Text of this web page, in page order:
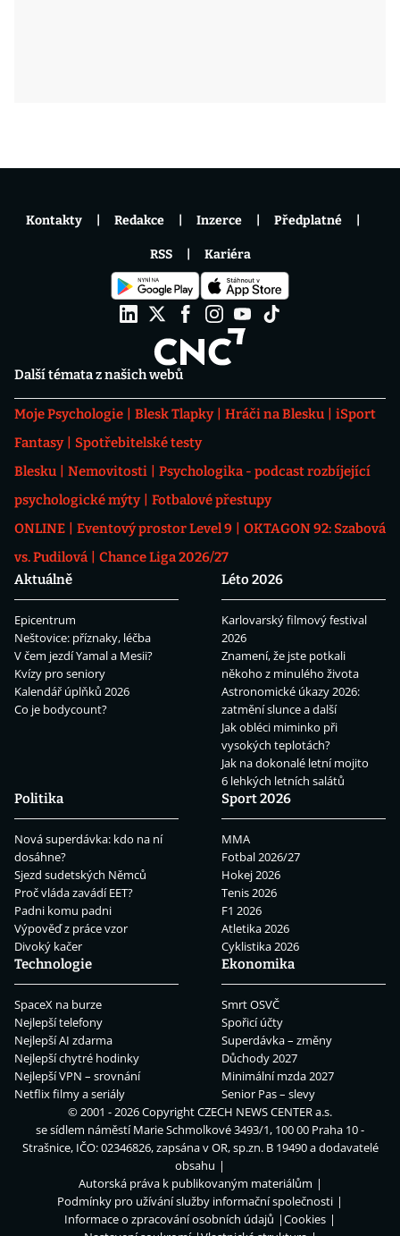
Další témata z našich webů
Moje Psychologie Blesk Tlapky Hráči na Blesku
iSport
Fantasy
Spotřebitelské testy
Blesku
Nemovitosti
Psychologika - podcast rozbíjející
psychologické mýty
Fotbalové přestupy
ONLINE
Eventový prostor Level 9
OKTAGON 92: Szabová
vs. Pudilová
Chance Liga 2026/27
Aktuálně
Epicentrum
Neštovice: příznaky, léčba
V čem jezdí Yamal a Mesii?
Kvízy pro seniory
Kalendář úplňků 2026
Co je bodycount?
Léto 2026
Karlovarský filmový festival
2026
Znamení, že jste potkali
někoho z minulého života
Astronomické úkazy 2026:
zatmění slunce a další
Jak obléci miminko při
vysokých teplotách?
Jak na dokonalé letní mojito
6 lehkých letních salátů
Politika
Nová superdávka: kdo na ní
dosáhne?
Sjezd sudetských Němců
Proč vláda zavádí EET?
Padni komu padni
Výpověď z práce vzor
Divoký kačer
Sport 2026
MMA
Fotbal 2026/27
Hokej 2026
Tenis 2026
F1 2026
Atletika 2026
Cyklistika 2026
Technologie
SpaceX na burze
Nejlepší telefony
Nejlepší AI zdarma
Nejlepší chytré hodinky
Nejlepší VPN – srovnání
Netflix filmy a seriály
Ekonomika
Smrt OSVČ
Spořicí účty
Superdávka – změny
Důchody 2027
Minimální mzda 2027
Senior Pas – slevy
Kontakty Redakce Inzerce Předplatné
RSS Kariéra
© 2001 - 2026 CopyrightCZECH NEWS CENTER a.s.
se sídlem náměstí Marie Schmolkové 3493/1, 100 00 Praha 10 -
Strašnice, IČO: 02346826, zapsána v OR, sp.zn. B 19490 a dodavatelé
obsahu
Autorská práva k publikovaným materiálům
Podmínky pro užívání služby informační společnosti
Informace o zpracování osobních údajů
Cookies